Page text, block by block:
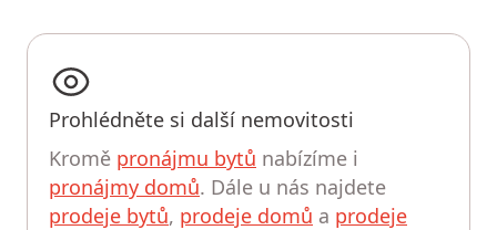
Prohlédněte si další nemovitosti
Kromě pronájmu bytů nabízíme i
pronájmy domů. Dále u nás najdete
prodeje bytů, prodeje domů a prodeje